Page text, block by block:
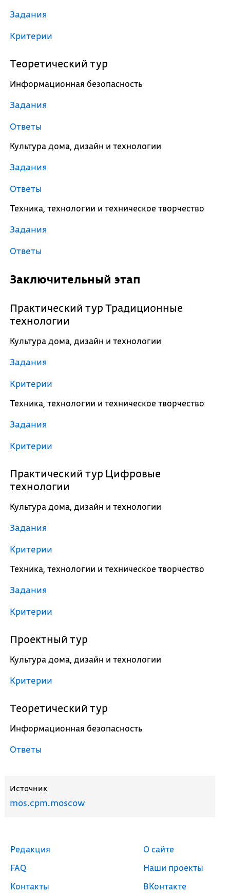
Задания
Критерии
Теоретический тур
Информационная безопасность
Задания
Ответы
Культура дома, дизайн и технологии
Задания
Ответы
Техника, технологии и техническое творчество
Задания
Ответы
Заключительный этап
Практический тур Традиционные
технологии
Культура дома, дизайн и технологии
Задания
Критерии
Техника, технологии и техническое творчество
Задания
Критерии
Практический тур Цифровые
технологии
Культура дома, дизайн и технологии
Задания
Критерии
Техника, технологии и техническое творчество
Задания
Критерии
Проектный тур
Культура дома, дизайн и технологии
Критерии
Теоретический тур
Информационная безопасность
Ответы
Источник
mos.cpm.moscow
Редакция
FAQ
Контакты
О сайте
Наши проекты
ВКонтакте